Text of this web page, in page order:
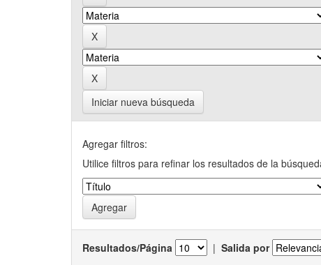
Iniciar nueva búsqueda
Agregar filtros:
Utilice filtros para refinar los resultados de la
Resultados/Página | Salida por